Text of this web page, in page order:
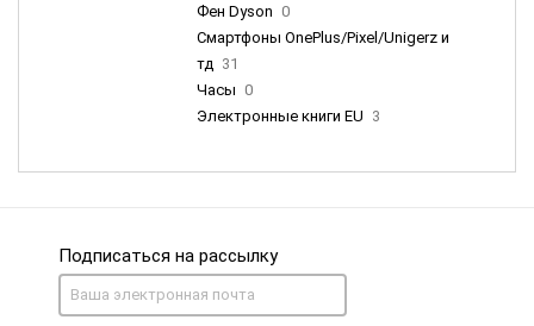
Фен Dyson 0
Смартфоны OnePlus/Pixel/Unigerz и
тд 31
Часы 0
Электронные книги EU 3
Подписаться на рассылку